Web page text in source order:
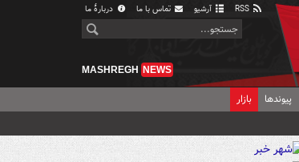
آرشیو تماس با ما دربارهٔ ما
MASHREGH NEWS
پیوندها بازار